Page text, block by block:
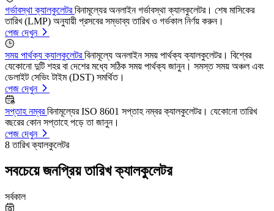
গর্ভাবস্থা ক্যালকুলেটরবিনামূল্যের অনলাইন গর্ভাবস্থা ক্যালকুলেটর। শেষ মাসিকের
তারিখ (LMP) অনুযায়ী প্রসবের সম্ভাব্য তারিখ ও গর্ভকাল নির্ণয় করুন।
পেজ দেখুন
সময় পার্থক্য ক্যালকুলেটরবিনামূল্যে অনলাইন সময় পার্থক্য ক্যালকুলেটর। বিশ্বের
যেকোনো দুটি শহর বা দেশের মধ্যে সঠিক সময় পার্থক্য জানুন। সমস্ত সময় অঞ্চল এবং
ডেলাইট সেভিং টাইম (DST) সমর্থিত।
পেজ দেখুন
সপ্তাহ নম্বরবিনামূল্যের ISO 8601 সপ্তাহ নম্বর ক্যালকুলেটর। যেকোনো তারিখ
বছরের কোন সপ্তাহে পড়ে তা জানুন।
পেজ দেখুন
8তারিখ ক্যালকুলেটর
সবচেয়ে জনপ্রিয় তারিখ ক্যালকুলেটর
সর্বকাল